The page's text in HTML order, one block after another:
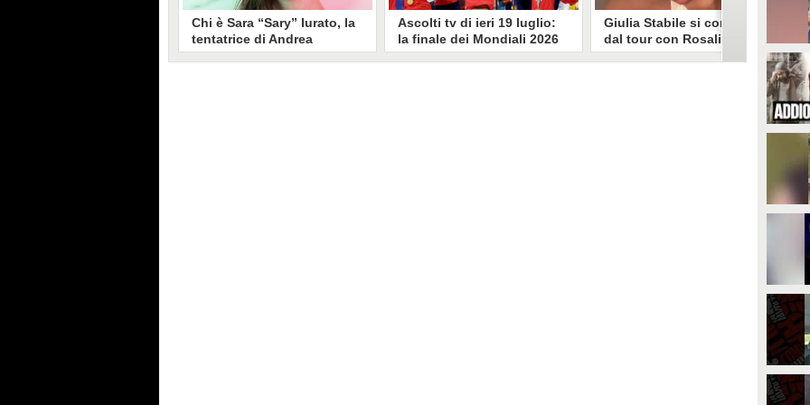
Chi è Sara “Sary” Iurato, la
tentatrice di Andrea
Petraroli a Temptation
Ascolti tv di ieri 19 luglio:
la finale dei Mondiali 2026
Spagna-Argentina
Giulia Stabile si confessa
dal tour con Rosalia: "Non
sono stata bene, costretta
ballo di Rosalia, Giulia Stabile si è
lasciata andare a una confessione